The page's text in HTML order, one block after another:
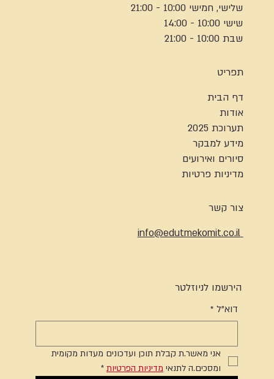
שלישי, חמישי 10:00 - 21:00
שישי 10:00 - 14:00
שבת 10:00 - 21:00
תפריט
דף הבית
אודות
תערוכת 2025
מידע למבקר
סיורים ואירועים
מדיניות פרטיות
צור קשר
info@edutmekomit.co.il
הירשמו לניוזלטר
דוא"ל *
אני מאשר.ת קבלת תוכן ועדכונים מעדות מקומית
ומסכים.ה לתנאי מדיניות הפרטיות *